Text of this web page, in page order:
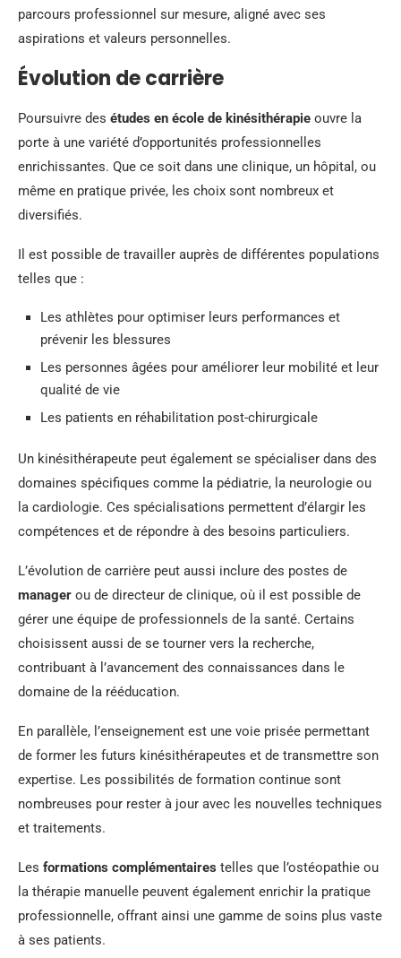
parcours professionnel sur mesure, aligné avec ses
aspirations et valeurs personnelles.
Évolution de carrière
Poursuivre des études en école de kinésithérapie ouvre la
porte à une variété d’opportunités professionnelles
enrichissantes. Que ce soit dans une clinique, un hôpital, ou
même en pratique privée, les choix sont nombreux et
diversifiés.
Il est possible de travailler auprès de différentes populations
telles que :
Les athlètes pour optimiser leurs performances et
prévenir les blessures
Les personnes âgées pour améliorer leur mobilité et leur
qualité de vie
Les patients en réhabilitation post-chirurgicale
Un kinésithérapeute peut également se spécialiser dans des
domaines spécifiques comme la pédiatrie, la neurologie ou
la cardiologie. Ces spécialisations permettent d’élargir les
compétences et de répondre à des besoins particuliers.
L’évolution de carrière peut aussi inclure des postes de
manager ou de directeur de clinique, où il est possible de
gérer une équipe de professionnels de la santé. Certains
choisissent aussi de se tourner vers la recherche,
contribuant à l’avancement des connaissances dans le
domaine de la rééducation.
En parallèle, l’enseignement est une voie prisée permettant
de former les futurs kinésithérapeutes et de transmettre son
expertise. Les possibilités de formation continue sont
nombreuses pour rester à jour avec les nouvelles techniques
et traitements.
Les formations complémentaires telles que l’ostéopathie ou
la thérapie manuelle peuvent également enrichir la pratique
professionnelle, offrant ainsi une gamme de soins plus vaste
à ses patients.